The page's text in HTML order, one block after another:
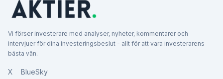
Vi förser investerare med analyser, nyheter, kommentarer och
intervjuer för dina investeringsbeslut - allt för att vara investerarens
bästa vän.
X BlueSky